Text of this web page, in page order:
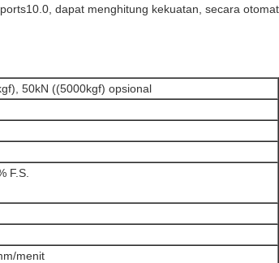
dapat menghitung kekuatan, secara
50kN ((5000kgf) opsional
F.S.
menit